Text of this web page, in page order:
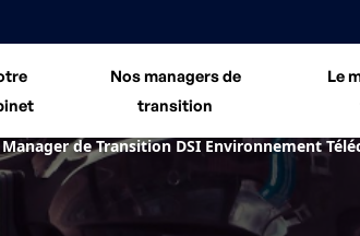
Nos managers de
transition
Le
Manager de Transition DSI Environnement